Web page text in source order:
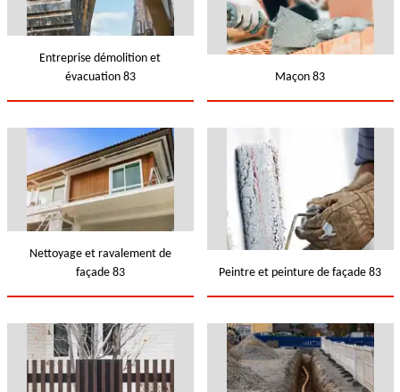
Entreprise démolition et
évacuation 83
Maçon 83
Nettoyage et ravalement de
façade 83
Peintre et peinture de façade 83